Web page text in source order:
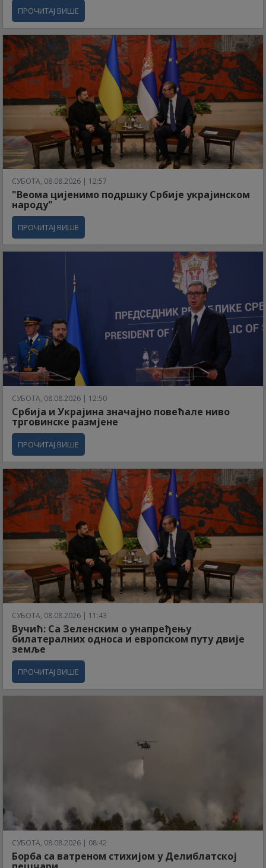
ПРОЧИТАЈ ВИШЕ
СУБОТА, 08.08.2026 | 12:57
"Веома цијенимо подршку Србије украјинском
народу"
ПРОЧИТАЈ ВИШЕ
СУБОТА, 08.08.2026 | 12:50
Србија и Украјина значајно повећале ниво
трговинске размјене
ПРОЧИТАЈ ВИШЕ
СУБОТА, 08.08.2026 | 11:43
Вучић: Са Зеленским о унапређењу
билатералних односа и европском путу двије
земље
ПРОЧИТАЈ ВИШЕ
СУБОТА, 08.08.2026 | 08:42
Борба са ватреном стихијом у Делиблатској